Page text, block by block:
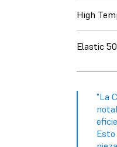
High
Elastic
"La